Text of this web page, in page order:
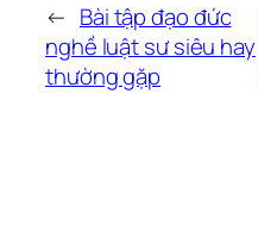
← Bài tập đạo đức
nghề luật sư siêu hay
thường gặp